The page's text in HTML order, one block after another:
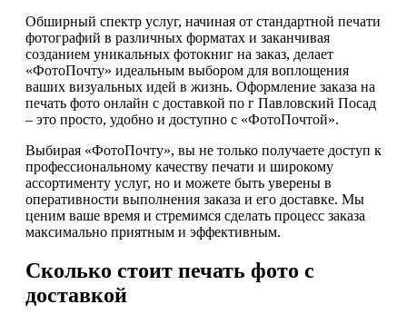
Обширный спектр услуг, начиная от стандартной печати
фотографий в различных форматах и заканчивая
созданием уникальных фотокниг на заказ, делает
«ФотоПочту» идеальным выбором для воплощения
ваших визуальных идей в жизнь. Оформление заказа на
печать фото онлайн с доставкой по г Павловский Посад
– это просто, удобно и доступно с «ФотоПочтой».
Выбирая «ФотоПочту», вы не только получаете доступ к
профессиональному качеству печати и широкому
ассортименту услуг, но и можете быть уверены в
оперативности выполнения заказа и его доставке. Мы
ценим ваше время и стремимся сделать процесс заказа
максимально приятным и эффективным.
Сколько стоит печать фото с
доставкой